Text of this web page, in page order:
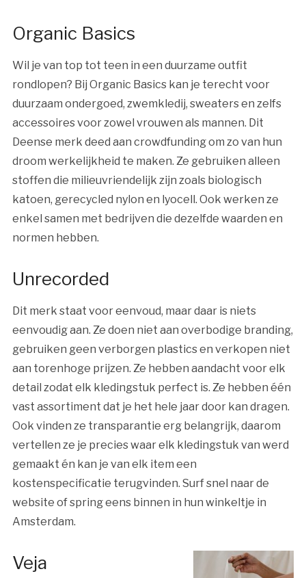
Organic Basics
Wil je van top tot teen in een duurzame outfit
rondlopen? Bij Organic Basics kan je terecht voor
duurzaam ondergoed, zwemkledij, sweaters en zelfs
accessoires voor zowel vrouwen als mannen. Dit
Deense merk deed aan crowdfunding om zo van hun
droom werkelijkheid te maken. Ze gebruiken alleen
stoffen die milieuvriendelijk zijn zoals biologisch
katoen, gerecycled nylon en lyocell. Ook werken ze
enkel samen met bedrijven die dezelfde waarden en
normen hebben.
Unrecorded
Dit merk staat voor eenvoud, maar daar is niets
eenvoudig aan. Ze doen niet aan overbodige branding,
gebruiken geen verborgen plastics en verkopen niet
aan torenhoge prijzen. Ze hebben aandacht voor elk
detail zodat elk kledingstuk perfect is. Ze hebben één
vast assortiment dat je het hele jaar door kan dragen.
Ook vinden ze transparantie erg belangrijk, daarom
vertellen ze je precies waar elk kledingstuk van werd
gemaakt én kan je van elk item een
kostenspecificatie terugvinden. Surf snel naar de
website of spring eens binnen in hun winkeltje in
Amsterdam.
Veja